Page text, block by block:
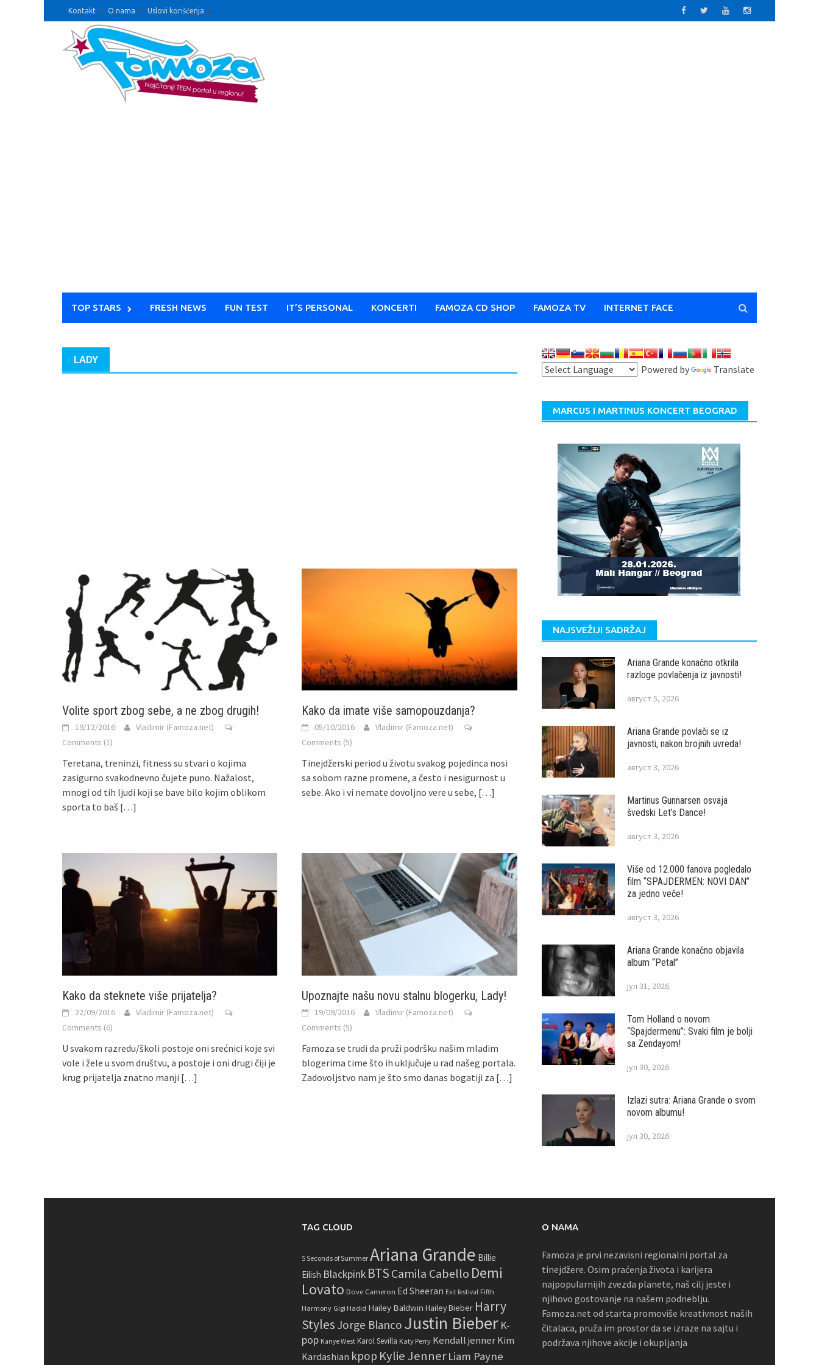
Kontakt O nama Uslovi korišćenja
TOP STARS FRESH NEWS FUN TEST IT’S PERSONAL KONCERTI FAMOZA CD SHOP FAMOZA TV INTERNET FACE
LADY
Volite sport zbog sebe, a ne zbog drugih!
19/12/2016
Vladimir (Famoza.net)
Comments (1)
Teretana, treninzi, fitness su stvari o kojima
zasigurno svakodnevno čujete puno. Nažalost,
mnogi od tih ljudi koji se bave bilo kojim oblikom
sporta to baš […]
Kako da imate više samopouzdanja?
05/10/2016
Vladimir (Famoza.net)
Comments (5)
Tinejdžerski period u životu svakog pojedinca nosi
sa sobom razne promene, a često i nesigurnost u
sebe. Ako i vi nemate dovoljno vere u sebe, […]
Kako da steknete više prijatelja?
22/09/2016
Vladimir (Famoza.net)
Comments (6)
U svakom razredu/školi postoje oni srećnici koje svi
vole i žele u svom društvu, a postoje i oni drugi čiji je
krug prijatelja znatno manji […]
Upoznajte našu novu stalnu blogerku, Lady!
19/09/2016
Vladimir (Famoza.net)
Comments (5)
Famoza se trudi da pruži podršku našim mladim
blogerima time što ih uključuje u rad našeg portala.
Zadovoljstvo nam je što smo danas bogatiji za […]
Powered by Translate
MARCUS I MARTINUS KONCERT BEOGRAD
NAJSVEŽIJI SADRŽAJ
Ariana Grande konačno otkrila
razloge povlačenja iz javnosti!
август 5, 2026
Ariana Grande povlači se iz
javnosti, nakon brojnih uvreda!
август 3, 2026
Martinus Gunnarsen osvaja
švedski Let’s Dance!
август 3, 2026
Više od 12.000 fanova pogledalo
film “SPAJDERMEN: NOVI DAN”
za jedno veče!
август 3, 2026
Ariana Grande konačno objavila
album “Petal”
јул 31, 2026
Tom Holland o novom
“Spajdermenu”: Svaki film je bolji
sa Zendayom!
јул 30, 2026
Izlazi sutra: Ariana Grande o svom
novom albumu!
јул 30, 2026
TAG CLOUD
5 Seconds of Summer Ariana Grande Billie
Eilish Blackpink BTS Camila Cabello Demi
Lovato Dove Cameron Ed Sheeran Exit festival Fifth
Harmony Gigi Hadid Hailey Baldwin Hailey Bieber Harry
Styles Jorge Blanco Justin Bieber K-
pop Kanye West Karol Sevilla Katy Perry Kendall jenner Kim
Kardashian kpop Kylie Jenner Liam Payne
O NAMA
Famoza je prvi nezavisni regionalni portal za
tinejdžere. Osim praćenja života i karijera
najpopularnijih zvezda planete, naš cilj jeste i
njihovo gostovanje na našem podneblju.
Famoza.net od starta promoviše kreativnost naših
čitalaca, pruža im prostor da se izraze na sajtu i
podržava njihove akcije i okupljanja